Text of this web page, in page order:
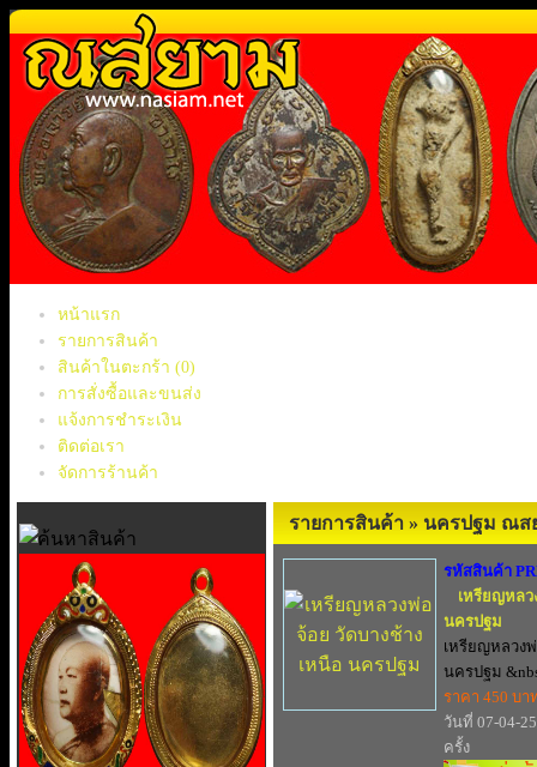
หน้าแรก
รายการสินค้า
สินค้าในตะกร้า (0)
การสั่งซื้อและขนส่ง
แจ้งการชำระเงิน
ติดต่อเรา
จัดการร้านค้า
รายการสินค้า » นครปฐม ณส
รหัสสินค้า
เหรียญหลว
นครปฐม
เหรียญหลวง
นครปฐม
ราคา 450 บา
วันที่ 07-04-
ครั้ง